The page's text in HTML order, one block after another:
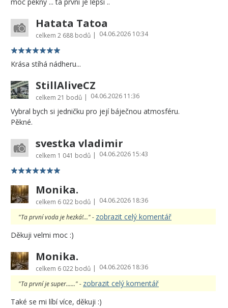
Hatata Tatoa
celkem 2 688 bodů | 04.06.2026 10:34
Krása stíhá nádheru...
StillAliveCZ
celkem 21 bodů | 04.06.2026 11:36
Vybral bych si jedničku pro její báječnou atmosféru.
Pěkné.
svestka vladimir
celkem 1 041 bodů | 04.06.2026 15:43
Monika.
celkem 6 022 bodů | 04.06.2026 18:36
"Ta první voda je hezká!..." - zobrazit celý komentář
Děkuji velmi moc :)
Monika.
celkem 6 022 bodů | 04.06.2026 18:36
"Ta první je super......" - zobrazit celý komentář
Také se mi líbí více, děkuji :)